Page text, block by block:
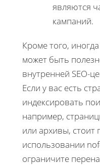
являются
кампаний.
Кроме того,
может быть
внутренней SEO-
Если у вас есть
индексировать
например,
или архивы, стоит
использовании
ограничите